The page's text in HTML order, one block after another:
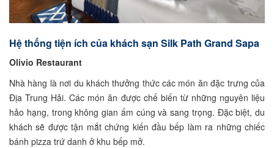
Hệ thống tiện ích của khách sạn Silk Path Grand Sapa
Olivio Restaurant
Nhà hàng là nơi du khách thưởng thức các món ăn đặc trưng của
Địa Trung Hải. Các món ăn được chế biến từ những nguyên liệu
hảo hạng, trong không gian ấm cúng và sang trọng. Đặc biệt, du
khách sẽ được tận mắt chứng kiến đầu bếp làm ra những chiếc
bánh pizza trứ danh ở khu bếp mở.